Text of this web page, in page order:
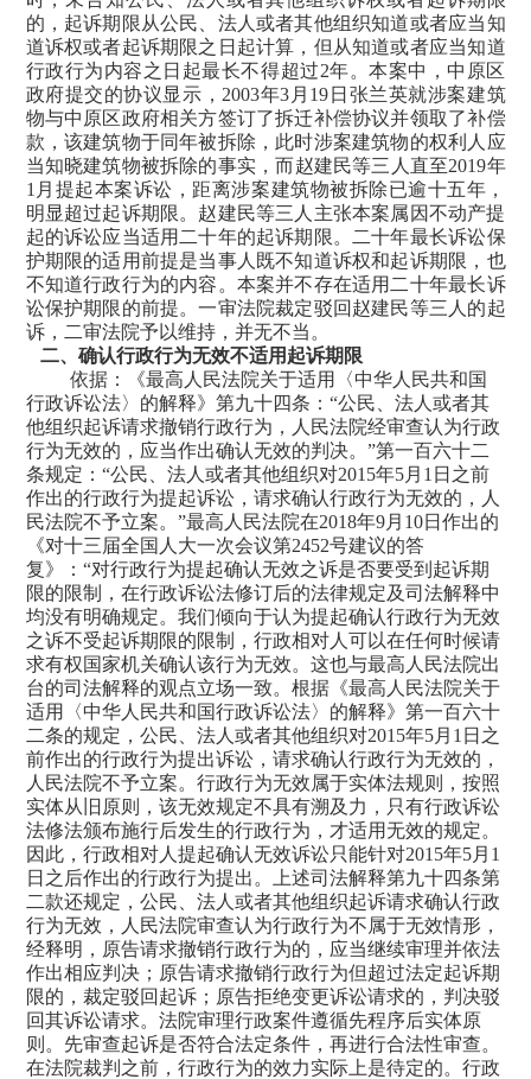
的，起诉期限从公民、法人或者其他组织知道或者应当知
道诉权或者起诉期限之日起计算，但从知道或者应当知道
行政行为内容之日起最长不得超过2年。本案中，中原区
政府提交的协议显示， 2003年3 月 19 日张兰英就涉案建筑
物与中原区政府相关方签订了拆迁补偿协议并领取了补偿
款，该建筑物于同年被拆除， 此时涉案建筑物的权利人应
当知晓建筑物被拆除的事实，而赵建民等三人直至2019年
1 月提起本案诉讼，距离涉案建筑物被拆除已逾十五年，
明显超过起诉期限。 赵建民等三人主张本案属因不动产提
起的诉讼应当适用二十年的起诉期限。二十年最长诉讼保
护期限的适用前提是当事人既不知道诉权和起诉期限，也
不知道行政行为的内容。本案并不存在适用二十年最长诉
讼保护期限的前提。一审法院裁定驳回赵建民等三人的起
诉，二审法院予以维持，并无不当。
二、确认行政行为无效不适用起诉期限
依据：《最高人民法院关于适用〈中华人民共和国
行政诉讼法〉的解释》第九十四条： “公民、法人或者其
他组织起诉请求撤销行政行为，人民法院经审查认为行政
行为无效的，应当作出确认无效的判决。”第一百六十二
条规定：“公民、法人或者其他组织对2015年5月 1 日之前
作出的行政行为提起诉讼，请求确认行政行为无效的，人
民法院不予立案。”最高人民法院在2018年9月 10日作出的
《对十三届全国人大一次会议第2452号建议的答
复》： “对行政行为提起确认无效之诉是否要受到起诉期
限的限制，在行政诉讼法修订后的法律规定及司法解释中
均没有明确规定。我们倾向于认为提起确认行政行为无效
之诉不受起诉期限的限制，行政相对人可以在任何时候请
求有权国家机关确认该行为无效。这也与最高人民法院出
台的司法解释的观点立场一致。根据《最高人民法院关于
适用〈中华人民共和国行政诉讼法〉的解释》第一百六十
二条的规定，公民、法人或者其他组织对2015年5月 1 日之
前作出的行政行为提出诉讼，请求确认行政行为无效的，
人民法院不予立案。行政行为无效属于实体法规则，按照
实体从旧原则，该无效规定不具有溯及力，只有行政诉讼
法修法颁布施行后发生的行政行为，才适用无效的规定。
因此，行政相对人提起确认无效诉讼只能针对2015年5月 1
日之后作出的行政行为提出。上述司法解释第九十四条第
二款还规定，公民、法人或者其他组织起诉请求确认行政
行为无效，人民法院审查认为行政行为不属于无效情形，
经释明，原告请求撤销行政行为的，应当继续审理并依法
作出相应判决；原告请求撤销行政行为但超过法定起诉期
限的，裁定驳回起诉；原告拒绝变更诉讼请求的，判决驳
回其诉讼请求。法院审理行政案件遵循先程序后实体原
则。先审查起诉是否符合法定条件，再进行合法性审查。
在法院裁判之前，行政行为的效力实际上是待定的。行政